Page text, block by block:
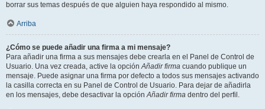
borrar sus temas después de que alguien haya respondido al mismo.
Arriba
¿Cómo se puede añadir una firma a mi mensaje?
Para añadir una firma a sus mensajes debe crearla en el Panel de Control de
Usuario. Una vez creada, active la opciónAñadir firma cuando publique un
mensaje. Puede asignar una firma por defecto a todos sus mensajes activando
la casilla correcta en su Panel de Control de Usuario. Para dejar de añadirla
en los mensajes, debe desactivar la opciónAñadir firma dentro del perfil.